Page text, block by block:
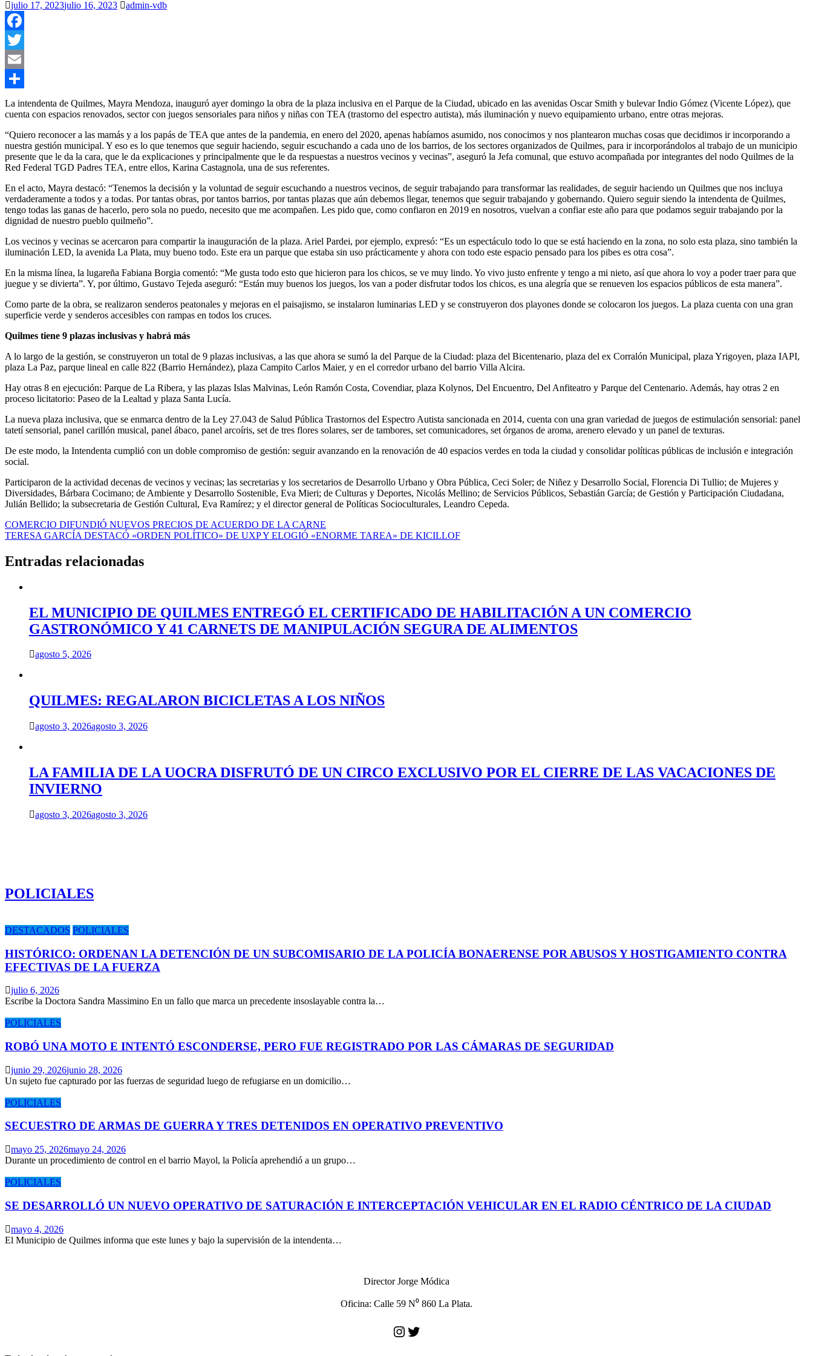
julio 17, 2023julio 16, 2023 admin-vdb
Facebook
Twitter
Email
Compartir
La intendenta de Quilmes, Mayra Mendoza, inauguró ayer domingo la obra de la plaza inclusiva en el Parque de la Ciudad, ubicado en las avenidas Oscar Smith y bulevar Indio Gómez (Vicente López), que
cuenta con espacios renovados, sector con juegos sensoriales para niños y niñas con TEA (trastorno del espectro autista), más iluminación y nuevo equipamiento urbano, entre otras mejoras.
“Quiero reconocer a las mamás y a los papás de TEA que antes de la pandemia, en enero del 2020, apenas habíamos asumido, nos conocimos y nos plantearon muchas cosas que decidimos ir incorporando a
nuestra gestión municipal. Y eso es lo que tenemos que seguir haciendo, seguir escuchando a cada uno de los barrios, de los sectores organizados de Quilmes, para ir incorporándolos al trabajo de un municipio
presente que le da la cara, que le da explicaciones y principalmente que le da respuestas a nuestros vecinos y vecinas”, aseguró la Jefa comunal, que estuvo acompañada por integrantes del nodo Quilmes de la
Red Federal TGD Padres TEA, entre ellos, Karina Castagnola, una de sus referentes.
En el acto, Mayra destacó: “Tenemos la decisión y la voluntad de seguir escuchando a nuestros vecinos, de seguir trabajando para transformar las realidades, de seguir haciendo un Quilmes que nos incluya
verdaderamente a todos y a todas. Por tantas obras, por tantos barrios, por tantas plazas que aún debemos llegar, tenemos que seguir trabajando y gobernando. Quiero seguir siendo la intendenta de Quilmes,
tengo todas las ganas de hacerlo, pero sola no puedo, necesito que me acompañen. Les pido que, como confiaron en 2019 en nosotros, vuelvan a confiar este año para que podamos seguir trabajando por la
dignidad de nuestro pueblo quilmeño”.
Los vecinos y vecinas se acercaron para compartir la inauguración de la plaza. Ariel Pardei, por ejemplo, expresó: “Es un espectáculo todo lo que se está haciendo en la zona, no solo esta plaza, sino también la
iluminación LED, la avenida La Plata, muy bueno todo. Este era un parque que estaba sin uso prácticamente y ahora con todo este espacio pensado para los pibes es otra cosa”.
En la misma línea, la lugareña Fabiana Borgia comentó: “Me gusta todo esto que hicieron para los chicos, se ve muy lindo. Yo vivo justo enfrente y tengo a mi nieto, así que ahora lo voy a poder traer para que
juegue y se divierta”. Y, por último, Gustavo Tejeda aseguró: “Están muy buenos los juegos, los van a poder disfrutar todos los chicos, es una alegría que se renueven los espacios públicos de esta manera”.
Como parte de la obra, se realizaron senderos peatonales y mejoras en el paisajismo, se instalaron luminarias LED y se construyeron dos playones donde se colocaron los juegos. La plaza cuenta con una gran
superficie verde y senderos accesibles con rampas en todos los cruces.
Quilmes tiene 9 plazas inclusivas y habrá más
A lo largo de la gestión, se construyeron un total de 9 plazas inclusivas, a las que ahora se sumó la del Parque de la Ciudad: plaza del Bicentenario, plaza del ex Corralón Municipal, plaza Yrigoyen, plaza IAPI,
plaza La Paz, parque lineal en calle 822 (Barrio Hernández), plaza Campito Carlos Maier, y en el corredor urbano del barrio Villa Alcira.
Hay otras 8 en ejecución: Parque de La Ribera, y las plazas Islas Malvinas, León Ramón Costa, Covendiar, plaza Kolynos, Del Encuentro, Del Anfiteatro y Parque del Centenario. Además, hay otras 2 en
proceso licitatorio: Paseo de la Lealtad y plaza Santa Lucía.
La nueva plaza inclusiva, que se enmarca dentro de la Ley 27.043 de Salud Pública Trastornos del Espectro Autista sancionada en 2014, cuenta con una gran variedad de juegos de estimulación sensorial: panel
tatetí sensorial, panel carillón musical, panel ábaco, panel arcoíris, set de tres flores solares, ser de tambores, set comunicadores, set órganos de aroma, arenero elevado y un panel de texturas.
De este modo, la Intendenta cumplió con un doble compromiso de gestión: seguir avanzando en la renovación de 40 espacios verdes en toda la ciudad y consolidar políticas públicas de inclusión e integración
social.
Participaron de la actividad decenas de vecinos y vecinas; las secretarias y los secretarios de Desarrollo Urbano y Obra Pública, Ceci Soler; de Niñez y Desarrollo Social, Florencia Di Tullio; de Mujeres y
Diversidades, Bárbara Cocimano; de Ambiente y Desarrollo Sostenible, Eva Mieri; de Culturas y Deportes, Nicolás Mellino; de Servicios Públicos, Sebastián García; de Gestión y Participación Ciudadana,
Julián Bellido; la subsecretaria de Gestión Cultural, Eva Ramírez; y el director general de Políticas Socioculturales, Leandro Cepeda.
Navegación
de
entradas
COMERCIO DIFUNDIÓ NUEVOS PRECIOS DE ACUERDO DE LA CARNE
TERESA GARCÍA DESTACÓ «ORDEN POLÍTICO» DE UXP Y ELOGIÓ «ENORME TAREA» DE KICILLOF
Entradas relacionadas
EL MUNICIPIO DE QUILMES ENTREGÓ EL CERTIFICADO DE HABILITACIÓN A UN COMERCIO
GASTRONÓMICO Y 41 CARNETS DE MANIPULACIÓN SEGURA DE ALIMENTOS
agosto 5, 2026
QUILMES: REGALARON BICICLETAS A LOS NIÑOS
agosto 3, 2026agosto 3, 2026
LA FAMILIA DE LA UOCRA DISFRUTÓ DE UN CIRCO EXCLUSIVO POR EL CIERRE DE LAS VACACIONES DE
INVIERNO
agosto 3, 2026agosto 3, 2026
POLICIALES
DESTACADOS POLICIALES
HISTÓRICO: ORDENAN LA DETENCIÓN DE UN SUBCOMISARIO DE LA POLICÍA BONAERENSE POR ABUSOS Y HOSTIGAMIENTO CONTRA
EFECTIVAS DE LA FUERZA
julio 6, 2026
Escribe la Doctora Sandra Massimino En un fallo que marca un precedente insoslayable contra la…
POLICIALES
ROBÓ UNA MOTO E INTENTÓ ESCONDERSE, PERO FUE REGISTRADO POR LAS CÁMARAS DE SEGURIDAD
junio 29, 2026junio 28, 2026
Un sujeto fue capturado por las fuerzas de seguridad luego de refugiarse en un domicilio…
POLICIALES
SECUESTRO DE ARMAS DE GUERRA Y TRES DETENIDOS EN OPERATIVO PREVENTIVO
mayo 25, 2026mayo 24, 2026
Durante un procedimiento de control en el barrio Mayol, la Policía aprehendió a un grupo…
POLICIALES
SE DESARROLLÓ UN NUEVO OPERATIVO DE SATURACIÓN E INTERCEPTACIÓN VEHICULAR EN EL RADIO CÉNTRICO DE LA CIUDAD
mayo 4, 2026
El Municipio de Quilmes informa que este lunes y bajo la supervisión de la intendenta…
Director Jorge Módica
Oficina: Calle 59 N⁰ 860 La Plata.
Instagram
Twitter